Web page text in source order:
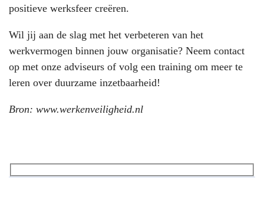
positieve werksfeer creëren.
Wil jij aan de slag met het verbeteren van het
werkvermogen binnen jouw organisatie? Neem contact
op met onze adviseurs of volg een training om meer te
leren over duurzame inzetbaarheid!
Bron: www.werkenveiligheid.nl